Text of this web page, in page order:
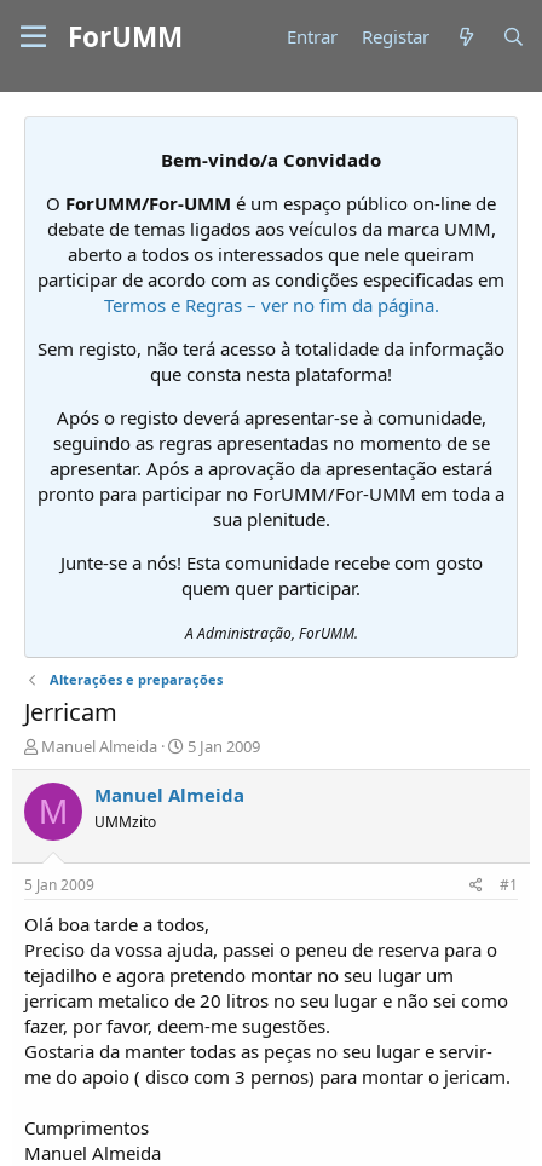
ForUMM Entrar Registar
Bem-vindo/a Convidado
O ForUMM/For-UMM é um espaço público on-line de
debate de temas ligados aos veículos da marca UMM,
aberto a todos os interessados que nele queiram
participar de acordo com as condições especificadas em
Termos e Regras – ver no fim da página.
Sem registo, não terá acesso à totalidade da informação
que consta nesta plataforma!
Após o registo deverá apresentar-se à comunidade,
seguindo as regras apresentadas no momento de se
apresentar. Após a aprovação da apresentação estará
pronto para participar no ForUMM/For-UMM em toda a
sua plenitude.
Junte-se a nós! Esta comunidade recebe com gosto
quem quer participar.
A Administração, ForUMM.
Alterações e preparações
Jerricam
I
n
i
c
i
o
r
e
T
ó
p
i
c
Manuel Almeida
D
a
t
í
i
o
5 Jan 2009
M Manuel Almeida
UMMzito
5 Jan 2009 #1
Olá boa tarde a todos,
Preciso da vossa ajuda, passei o peneu de reserva para o
tejadilho e agora pretendo montar no seu lugar um
jerricam metalico de 20 litros no seu lugar e não sei como
fazer, por favor, deem-me sugestões.
Gostaria da manter todas as peças no seu lugar e servir-
me do apoio ( disco com 3 pernos) para montar o jericam.
Cumprimentos
Manuel Almeida